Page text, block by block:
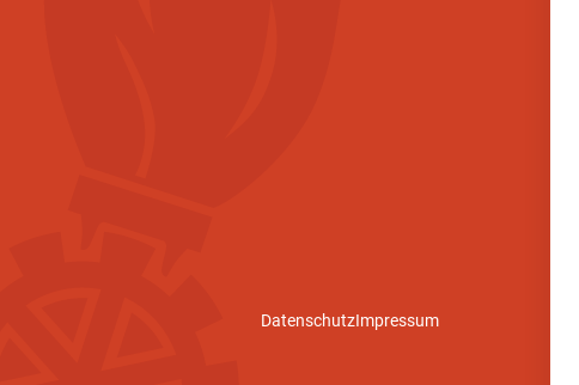
DatenschutzImpressum